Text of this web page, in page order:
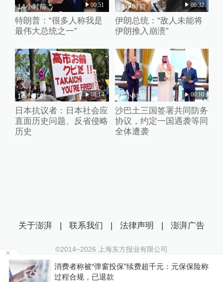
14小时前 00:51
特朗普：“很多人称我是
最伟大总统之一”
14小时前 00:32
伊朗总统：“敌人未能将
伊朗推入崩溃”
14小时前 01:14
日本抗议者：日本社会应
直面历史问题、反省侵略
历史
15小时前 00:10
沙巴土三国签署共同防务
协议，约定一国遇袭等同
全体遭袭
你有权知道更多
称
关于澎湃 | 联系我们 | 法律声明 | 澎湃广告
©2014~2026 上海东方报业有限公司
沪ICP证：沪B2-20170116 | 沪ICP备14003370号
互联网新闻信息服务许可证：31120170006